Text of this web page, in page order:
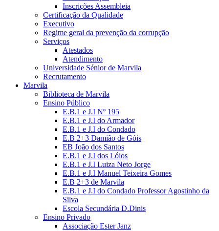
Inscrições Assembleia
Certificação da Qualidade
Executivo
Regime geral da prevenção da corrupção
Serviços
Atestados
Atendimento
Universidade Sénior de Marvila
Recrutamento
Marvila
Biblioteca de Marvila
Ensino Público
E.B.1 e J.I Nº 195
E.B.1 e J.I do Armador
E.B.1 e J.I do Condado
E.B 2+3 Damião de Góis
EB João dos Santos
E.B.1 e J.I dos Lóios
E.B.1 e J.I Luiza Neto Jorge
E.B.1 e J.I Manuel Teixeira Gomes
E.B 2+3 de Marvila
E.B.1 e J.I do Condado Professor Agostinho da
Silva
Escola Secundária D.Dinis
Ensino Privado
Associação Ester Janz